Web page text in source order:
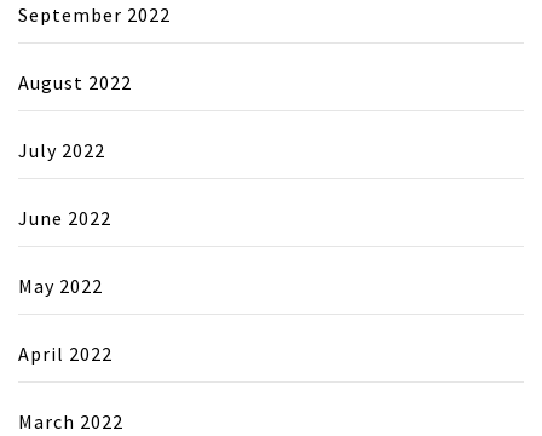
September 2022
August 2022
July 2022
June 2022
May 2022
April 2022
March 2022